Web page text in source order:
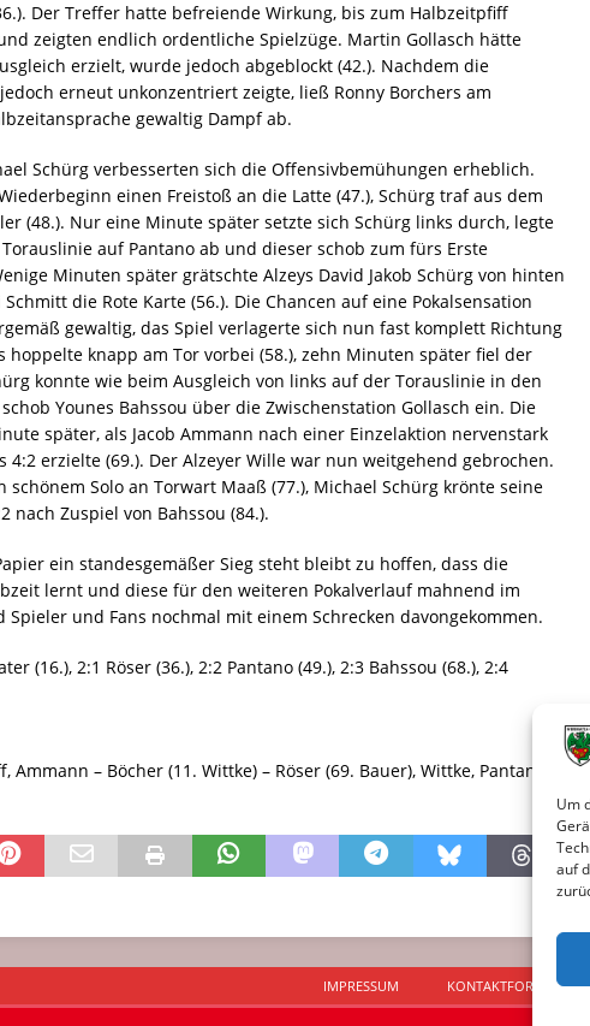
Um
auf
Der Treffer hatte befreiende Wirkung, bis zum Halbzeitpfiff
zeigten endlich ordentliche Spielzüge. Martin Gollasch hätte
erzielt, wurde jedoch abgeblockt (42.). Nachdem die
erneut unkonzentriert zeigte, ließ Ronny Borchers am
gewaltig Dampf ab.
Schürg verbesserten sich die Offensivbemühungen erheblich.
einen Freistoß an die Latte (47.), Schürg traf aus dem
(48.). Nur eine Minute später setzte sich Schürg links durch, legte
auf Pantano ab und dieser schob zum fürs Erste
Minuten später grätschte Alzeys David Jakob Schürg von hinten
die Rote Karte (56.). Die Chancen auf eine Pokalsensation
gewaltig, das Spiel verlagerte sich nun fast komplett Richtung
hoppelte knapp am Tor vorbei (58.), zehn Minuten später fiel der
konnte wie beim Ausgleich von links auf der Torauslinie in den
Younes Bahssou über die Zwischenstation Gollasch ein. Die
später, als Jacob Ammann nach einer Einzelaktion nervenstark
erzielte (69.). Der Alzeyer Wille war nun weitgehend gebrochen.
Solo an Torwart Maaß (77.), Michael Schürg krönte seine
nach Zuspiel von Bahssou (84.).
ein standesgemäßer Sieg steht bleibt zu hoffen, dass die
lernt und diese für den weiteren Pokalverlauf mahnend im
und Fans nochmal mit einem Schrecken davongekommen.
(16.), 2:1 Röser (36.), 2:2 Pantano (49.), 2:3 Bahssou (68.), 2:4
Ammann – Böcher (11. Wittke) – Röser (69. Bauer), Wittke, Pantano –
IMPRESSUM KONTAKTFORMULAR